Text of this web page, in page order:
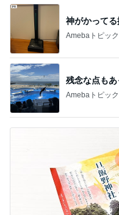
神がかって
Amebaトピッ
残念な点も
Amebaトピッ